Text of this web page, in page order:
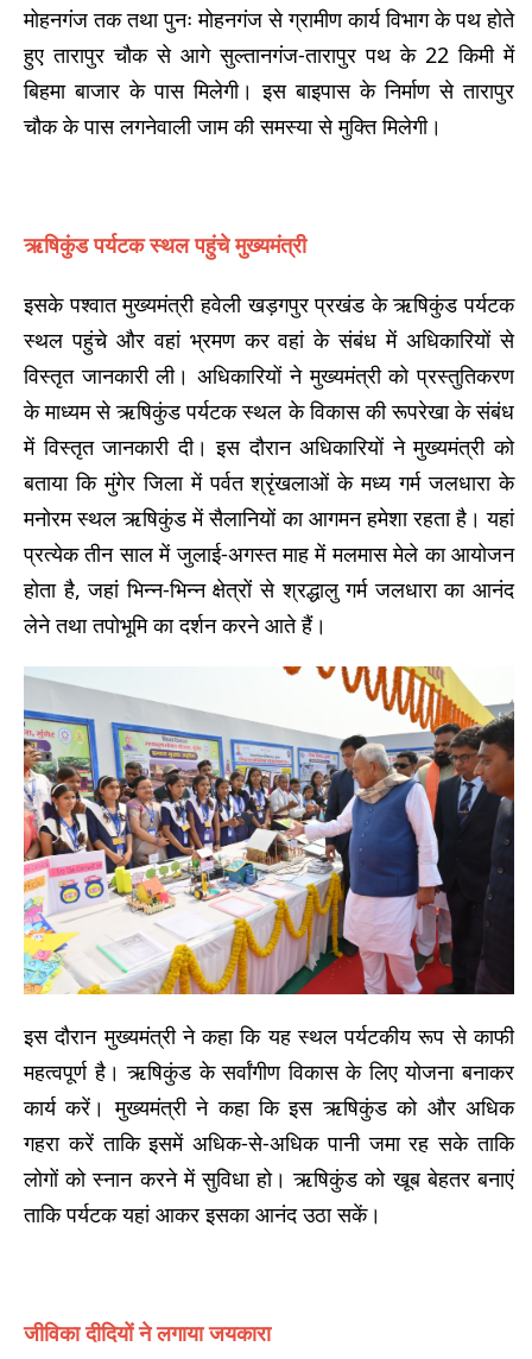
मोहनगंज तक तथा पुनः मोहनगंज से ग्रामीण कार्य विभाग के पथ होते
हुए तारापुर चौक से आगे सुल्तानगंज-तारापुर पथ के 22 किमी में
बिहमा बाजार के पास मिलेगी। इस बाइपास के निर्माण से तारापुर
चौक के पास लगनेवाली जाम की समस्या से मुक्ति मिलेगी।
ऋषिकुंड पर्यटक स्थल पहुंचे मुख्यमंत्री
इसके पश्वात मुख्यमंत्री हवेली खड़गपुर प्रखंड के ऋषिकुंड पर्यटक
स्थल पहुंचे और वहां भ्रमण कर वहां के संबंध में अधिकारियों से
विस्तृत जानकारी ली। अधिकारियों ने मुख्यमंत्री को प्रस्तुतिकरण
के माध्यम से ऋषिकुंड पर्यटक स्थल के विकास की रूपरेखा के संबंध
में विस्तृत जानकारी दी। इस दौरान अधिकारियों ने मुख्यमंत्री को
बताया कि मुंगेर जिला में पर्वत श्रृंखलाओं के मध्य गर्म जलधारा के
मनोरम स्थल ऋषिकुंड में सैलानियों का आगमन हमेशा रहता है। यहां
प्रत्येक तीन साल में जुलाई-अगस्त माह में मलमास मेले का आयोजन
होता है, जहां भिन्न-भिन्न क्षेत्रों से श्रद्धालु गर्म जलधारा का आनंद
लेने तथा तपोभूमि का दर्शन करने आते हैं।
इस दौरान मुख्यमंत्री ने कहा कि यह स्थल पर्यटकीय रूप से काफी
महत्वपूर्ण है। ऋषिकुंड के सर्वांगीण विकास के लिए योजना बनाकर
कार्य करें। मुख्यमंत्री ने कहा कि इस ऋषिकुंड को और अधिक
गहरा करें ताकि इसमें अधिक-से-अधिक पानी जमा रह सके ताकि
लोगों को स्नान करने में सुविधा हो। ऋषिकुंड को खूब बेहतर बनाएं
ताकि पर्यटक यहां आकर इसका आनंद उठा सकें।
जीविका दीदियों ने लगाया जयकारा